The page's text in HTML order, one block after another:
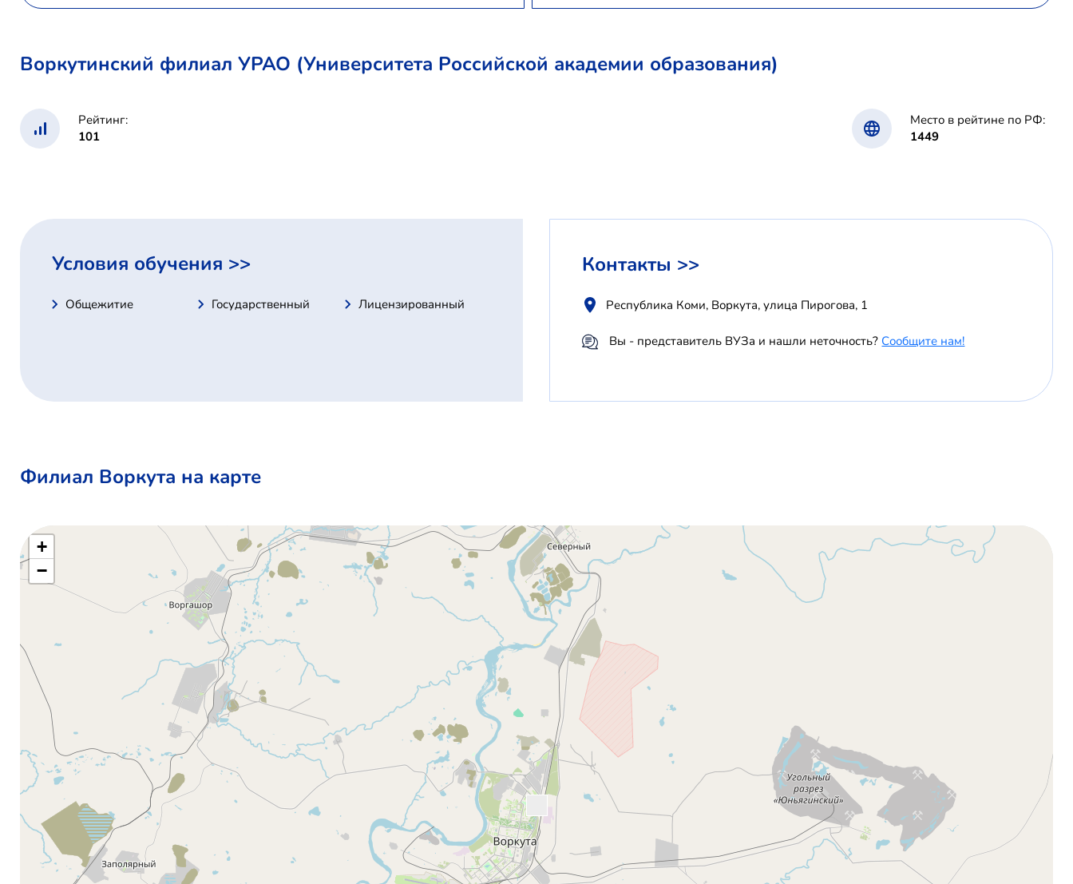
Воркутинский филиал УРАО (Университета Российской академии образования)
Рейтинг:
101
Место в рейтине по РФ:
1449
Условия обучения >>
Общежитие Государственный Лицензированный
Контакты >>
Республика Коми, Воркута, улица Пирогова, 1
Вы - представитель ВУЗа и нашли неточность? Сообщите нам!
Филиал Воркута на карте
+
−